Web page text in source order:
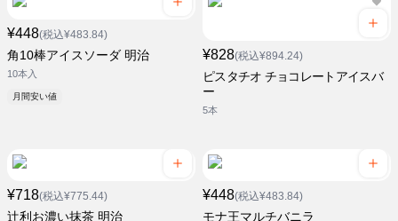
¥448(税込¥483.84)
角10棒アイスソーダ 明治
10本入
月間安い値
¥828(税込¥894.24)
ピスタチオ チョコレートアイスバ
ー
5本
¥718(税込¥775.44)
辻利お濃い抹茶 明治
¥448(税込¥483.84)
モナ王マルチバニラ